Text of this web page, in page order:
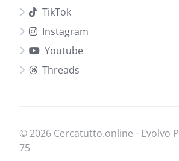
TikTok
Instagram
Youtube
Threads
© 2026 Cercatutto.online - Evolvo
75